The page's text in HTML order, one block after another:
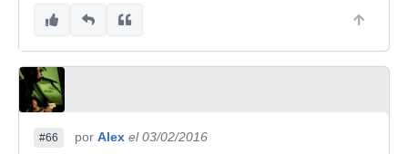
#66 por Alex el 03/02/2016